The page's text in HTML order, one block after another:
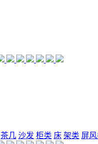
茶几 沙发 柜类 床 架类 屏